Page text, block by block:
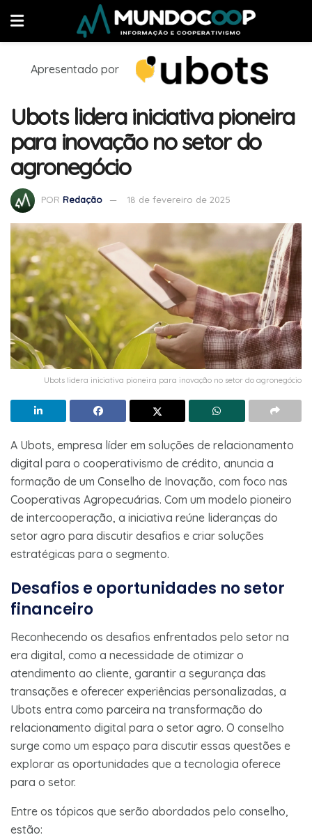
Apresentado por
Ubots lidera iniciativa pioneira
para inovação no setor do
agronegócio
POR Redação 18 de fevereiro de 2025
Ubots lidera iniciativa pioneira para inovação no setor do agronegócio
A Ubots, empresa líder em soluções de relacionamento
digital para o cooperativismo de crédito, anuncia a
formação de um Conselho de Inovação, com foco nas
Cooperativas Agropecuárias. Com um modelo pioneiro
de intercooperação, a iniciativa reúne lideranças do
setor agro para discutir desafios e criar soluções
estratégicas para o segmento.
Desafios e oportunidades no setor
financeiro
Reconhecendo os desafios enfrentados pelo setor na
era digital, como a necessidade de otimizar o
atendimento ao cliente, garantir a segurança das
transações e oferecer experiências personalizadas, a
Ubots entra como parceira na transformação do
relacionamento digital para o setor agro. O conselho
surge como um espaço para discutir essas questões e
explorar as oportunidades que a tecnologia oferece
para o setor.
Entre os tópicos que serão abordados pelo conselho,
estão: